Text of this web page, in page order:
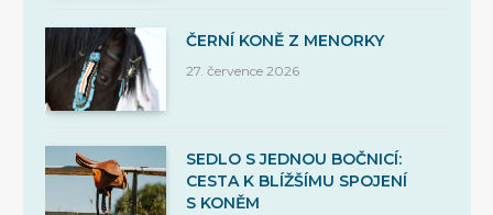
ČERNÍ KONĚ Z MENORKY
27. července 2026
SEDLO S JEDNOU BOČNICÍ:
CESTA K BLÍŽŠÍMU SPOJENÍ
S KONĚM